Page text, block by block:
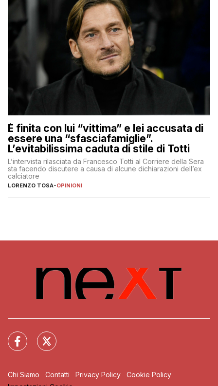
È finita con lui “vittima” e lei accusata di
essere una “sfasciafamiglie”.
L’evitabilissima caduta di stile di Totti
L’intervista rilasciata da Francesco Totti al Corriere della Sera
sta facendo discutere a causa di alcune dichiarazioni dell’ex
calciatore
LORENZO TOSA-OPINIONI
Chi Siamo Contatti Privacy Policy
Cookie Policy